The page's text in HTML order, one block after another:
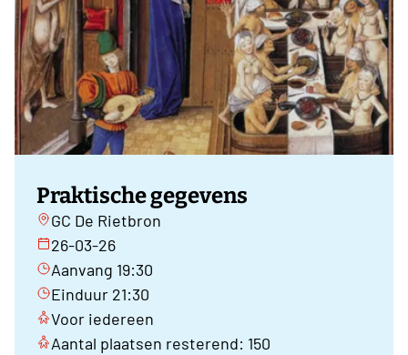
Praktische gegevens
GC De Rietbron
26-03-26
Aanvang 19:30
Einduur 21:30
Voor iedereen
Aantal plaatsen resterend: 150